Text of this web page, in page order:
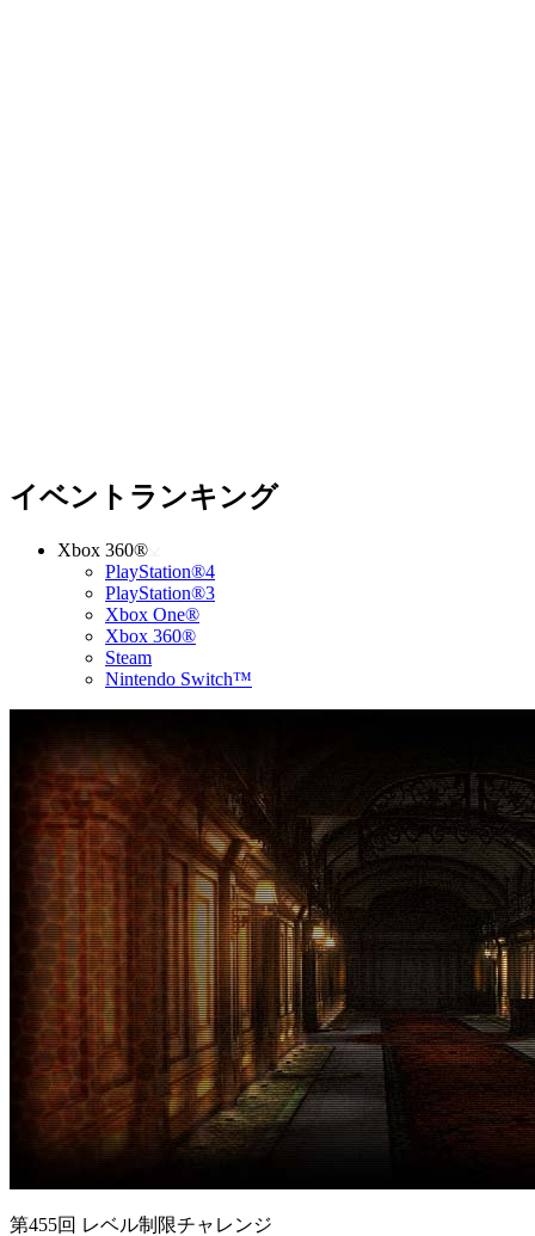
イベントランキング
Xbox 360®
PlayStation®4
PlayStation®3
Xbox One®
Xbox 360®
Steam
Nintendo Switch™
第455回 レベル制限チャレンジ